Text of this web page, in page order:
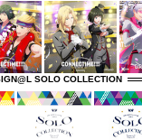
SOLO COLLECTION